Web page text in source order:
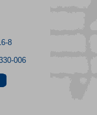
8
006